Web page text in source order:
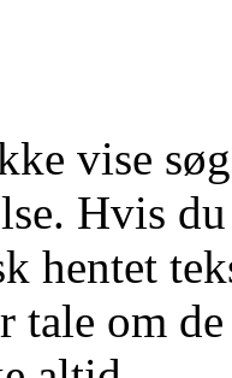
vise
Hvis
hentet
om